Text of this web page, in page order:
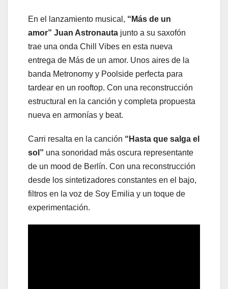
En el lanzamiento musical, “Más de un
amor” Juan Astronauta junto a su saxofón
trae una onda Chill Vibes en esta nueva
entrega de Más de un amor. Unos aires de la
banda Metronomy y Poolside perfecta para
tardear en un rooftop. Con una reconstrucción
estructural en la canción y completa propuesta
nueva en armonías y beat.
Carri resalta en la canción “Hasta que salga el
sol” una sonoridad más oscura representante
de un mood de Berlín. Con una reconstrucción
desde los sintetizadores constantes en el bajo,
filtros en la voz de Soy Emilia y un toque de
experimentación.